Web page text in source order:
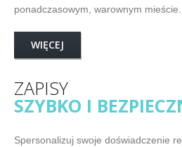
ponadczasowym, warownym mieście.
WIĘCEJ
ZAPISY
SZYBKO I
Spersonalizuj swoje doświadczenie